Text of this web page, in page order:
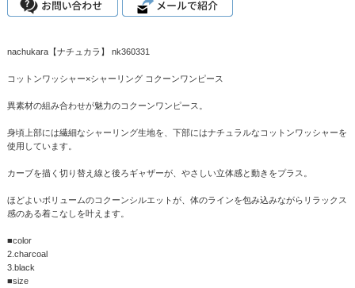
nachukara【ナチュカラ】 nk360331
コットンワッシャー×シャーリング コクーンワンピース
異素材の組み合わせが魅力のコクーンワンピース。
身頃上部には繊細なシャーリング生地を、下部にはナチュラルなコットンワッシャーを
使用しています。
カーブを描く切り替え線と後ろギャザーが、やさしい立体感と動きをプラス。
ほどよいボリュームのコクーンシルエットが、体のラインを包み込みながらリラックス
感のある着こなしを叶えます。
■color
2.charcoal
3.black
■size